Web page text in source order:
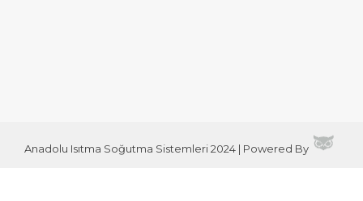
Anadolu Isıtma Soğutma Sistemleri 2024 | Powered By